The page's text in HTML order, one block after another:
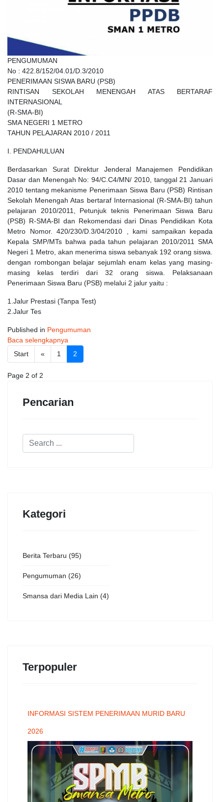
PENGUMUMAN
No : 422.8/152/04.01/D.3/2010
PENERIMAAN SISWA BARU (PSB)
RINTISAN SEKOLAH MENENGAH ATAS BERTARAF
INTERNASIONAL
(R-SMA-BI)
SMA NEGERI 1 METRO
TAHUN PELAJARAN 2010 / 2011
I. PENDAHULUAN
Berdasarkan Surat Direktur Jenderal Manajemen Pendidikan
Dasar dan Menengah No: 94/C.C4/MN/ 2010, tanggal 21 Januari
2010 tentang mekanisme Penerimaan Siswa Baru (PSB) Rintisan
Sekolah Menengah Atas bertaraf Internasional (R-SMA-BI) tahun
pelajaran 2010/2011, Petunjuk teknis Penerimaan Siswa Baru
(PSB) R-SMA-BI dan Rekomendasi dari Dinas Pendidikan Kota
Metro Nomor. 420/230/D.3/04/2010 , kami sampaikan kepada
Kepala SMP/MTs bahwa pada tahun pelajaran 2010/2011 SMA
Negeri 1 Metro, akan menerima siswa sebanyak 192 orang siswa.
dengan rombongan belajar sejumlah enam kelas yang masing-
masing kelas terdiri dari 32 orang siswa. Pelaksanaan
Penerimaan Siswa Baru (PSB) melalui 2 jalur yaitu :
1.Jalur Prestasi (Tanpa Test)
2.Jalur Tes
Published in Pengumuman
Baca selengkapnya
Start
« 1 2
Page 2 of 2
Pencarian
Kategori
Berita Terbaru (95)
Pengumuman (26)
Smansa dari Media Lain (4)
Terpopuler
INFORMASI SISTEM PENERIMAAN MURID BARU
2026